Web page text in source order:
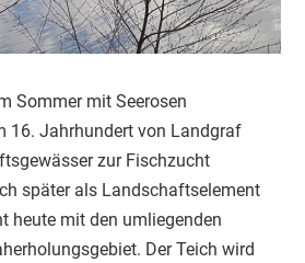
Sommer mit Seerosen
16. Jahrhundert von Landgraf
zur Fischzucht
später als Landschaftselement
heute mit den umliegenden
Der Teich wird